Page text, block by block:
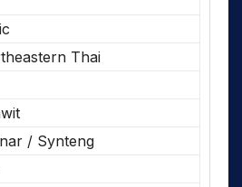
Thai
/ Synteng